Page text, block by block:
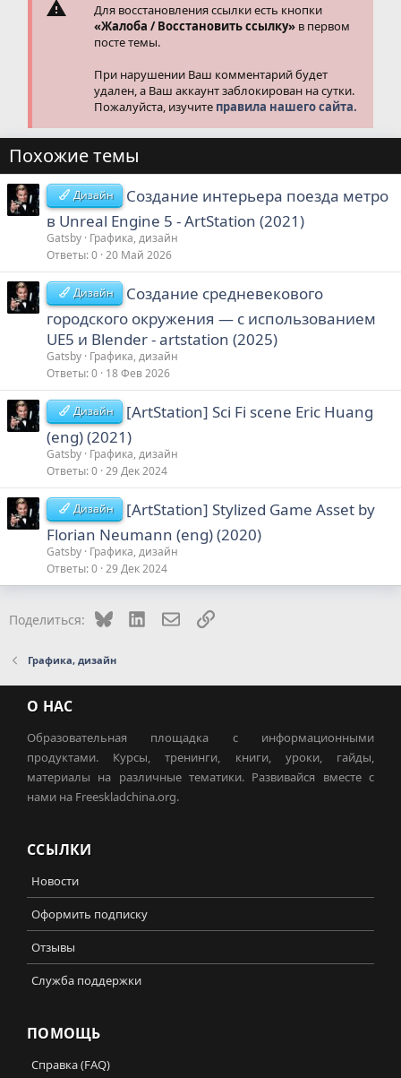
Для восстановления ссылки есть кнопки
«Жалоба / Восстановить ссылку» в первом
посте темы.
При нарушении Ваш комментарий будет
удален, а Ваш аккаунт заблокирован на сутки.
Пожалуйста, изучите правила нашего сайта.
Похожие темы
Дизайн
Создание интерьера поезда метро
в Unreal Engine 5 - ArtStation (2021)
Gatsby Графика, дизайн
Ответы 0 20 Май 2026
Дизайн
Создание средневекового
городского окружения — с использованием
UE5 и Blender - artstation (2025)
Gatsby Графика, дизайн
Ответы 0 18 Фев 2026
Дизайн
[ArtStation] Sci Fi scene Eric Huang
(eng) (2021)
Gatsby Графика, дизайн
Ответы 0 29 Дек 2024
Дизайн
[ArtStation] Stylized Game Asset by
Florian Neumann (eng) (2020)
Gatsby Графика, дизайн
Ответы 0 29 Дек 2024
Поделиться: Bluesky LinkedInЭлектронная почта
Ссылка
Графика, дизайн
О НАС
Образовательная площадка с информационными
продуктами. Курсы, тренинги, книги, уроки, гайды,
материалы на различные тематики. Развивайся вместе с
нами на Freeskladchina.org.
ССЫЛКИ
Новости
Оформить подписку
Отзывы
Служба поддержки
ПОМОЩЬ
Справка (FAQ)